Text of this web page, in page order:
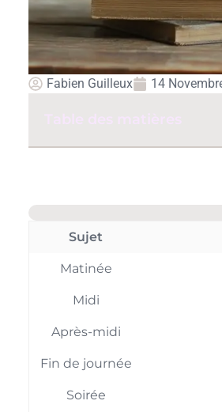
Fabien Guilleux 14
Sujet
Matinée
Midi
Après-midi
Fin de journée
Soirée